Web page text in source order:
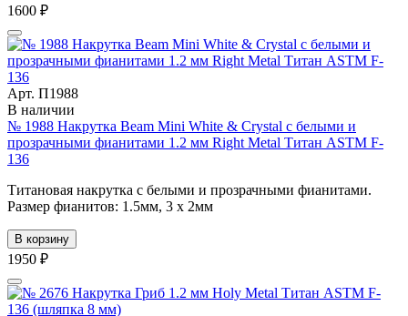
1600 ₽
Арт. П1988
В наличии
№ 1988 Накрутка Beam Mini White & Crystal с белыми и
прозрачными фианитами 1.2 мм Right Metal Титан ASTM F-
136
Титановая накрутка с белыми и прозрачными фианитами.
Размер фианитов: 1.5мм, 3 х 2мм
В корзину
1950 ₽